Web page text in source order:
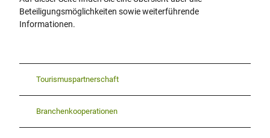
Beteiligungsmöglichkeiten sowie weiterführende
Informationen.
Tourismuspartnerschaft
Branchenkooperationen